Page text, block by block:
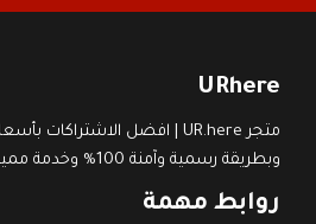
URhere
متجر UR.here | افضل الاشتراكات بأسعار مميزة
وبطريقة رسمية وآمنة 100% وخدمة مميزة بعد البيع.
روابط مهمة